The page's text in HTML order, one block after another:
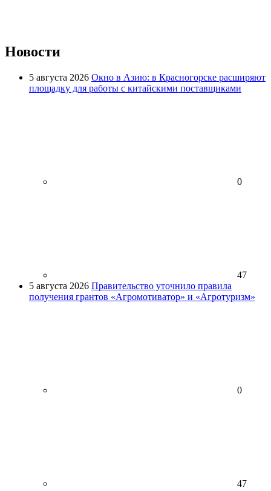
Новости
5 августа 2026 Окно в Азию: в Красногорске расширяют
площадку для работы с китайскими поставщиками
0
47
5 августа 2026 Правительство уточнило правила
получения грантов «Агромотиватор» и «Агротуризм»
0
47